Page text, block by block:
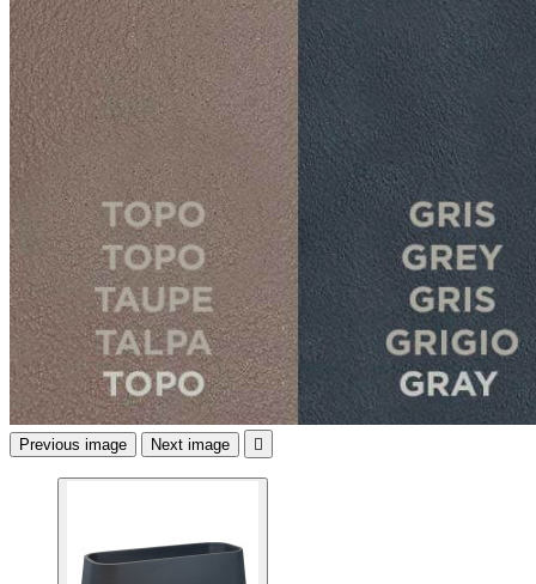
Previous image Next image 